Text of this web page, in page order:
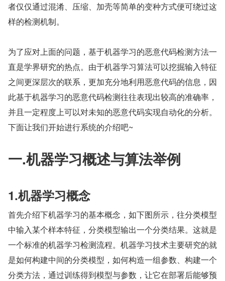
者仅仅通过混淆、压缩、加壳等简单的变种方式便可绕过这
样的检测机制。
为了应对上面的问题，基于机器学习的恶意代码检测方法一
直是学界研究的热点。由于机器学习算法可以挖掘输入特征
之间更深层次的联系，更加充分地利用恶意代码的信息，因
此基于机器学习的恶意代码检测往往表现出较高的准确率，
并且一定程度上可以对未知的恶意代码实现自动化的分析。
下面让我们开始进行系统的介绍吧~
一.机器学习概述与算法举例
1.机器学习概念
首先介绍下机器学习的基本概念，如下图所示，往分类模型
中输入某个样本特征，分类模型输出一个分类结果。这就是
一个标准的机器学习检测流程。机器学习技术主要研究的就
是如何构建中间的分类模型，如何构造一组参数、构建一个
分类方法，通过训练得到模型与参数，让它在部署后能够预